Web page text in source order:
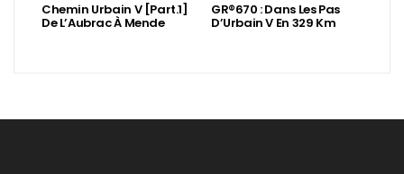
Chemin Urbain V [Part.1]
De L’Aubrac À Mende
GR®670 : Dans Les Pas
D’Urbain V En 329 Km